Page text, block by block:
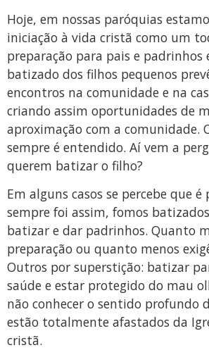
Hoje, em nossas paróquias
iniciação à vida cristã como um
preparação para pais e padrinhos
batizado dos filhos pequenos
encontros na comunidade e na
criando assim oportunidades de
aproximação com a comunidade.
sempre é entendido. Aí vem a
querem batizar o filho?
Em alguns casos se percebe que
sempre foi assim, fomos
batizar e dar padrinhos. Quanto
preparação ou quanto menos
Outros por superstição: batizar
saúde e estar protegido do mau
não conhecer o sentido profundo
estão totalmente afastados da
cristã.